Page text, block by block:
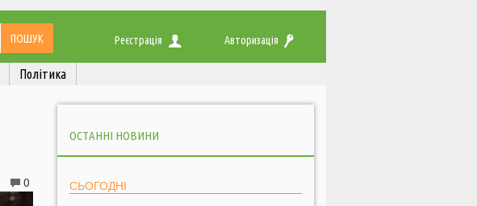
Реєстрація Авторизація
Політика
0
ОСТАННІ НОВИНИ
СЬОГОДНІ